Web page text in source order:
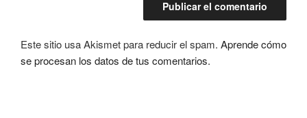
Este sitio usa Akismet para reducir el spam. Aprende cómo
se procesan los datos de tus comentarios.